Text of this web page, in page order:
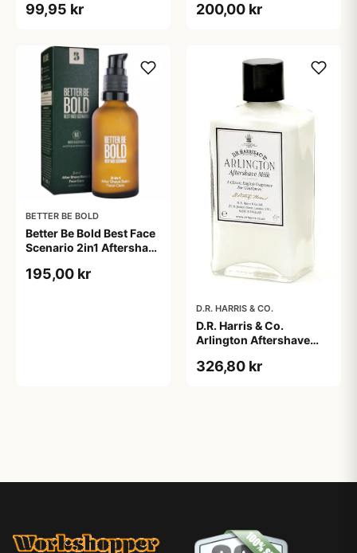
99,95 kr 200,00 kr
BETTER BE BOLD
Better Be Bold Best Face
Scenario 2in1 Aftershave
ml)
195,00 kr
D.R. HARRIS & CO.
D.R. Harris & Co.
Arlington Aftershave
326,80 kr